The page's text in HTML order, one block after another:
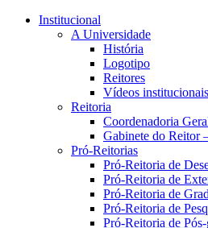
Conteúdo principal
Institucional
A Universidade
História
Logotipo
Reitores
Vídeos institucionais
Reitoria
Coordenadoria
Gabinete do Reitor
Pró-Reitorias
Pró-Reitoria de
Pró-Reitoria de
Pró-Reitoria de
Pró-Reitoria de
Pró-Reitoria de